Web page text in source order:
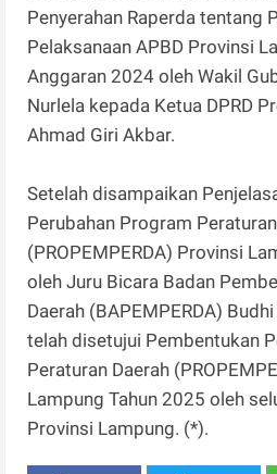
Penyerahan Raperda tentang
Pelaksanaan APBD Provinsi
Anggaran 2024 oleh Wakil
Nurlela kepada Ketua DPRD
Ahmad Giri Akbar.
Setelah disampaikan
Perubahan Program
(PROPEMPERDA) Provinsi
oleh Juru Bicara Badan
Daerah (BAPEMPERDA)
telah disetujui Pembentukan
Peraturan Daerah
Lampung Tahun 2025 oleh
Provinsi Lampung. (*).